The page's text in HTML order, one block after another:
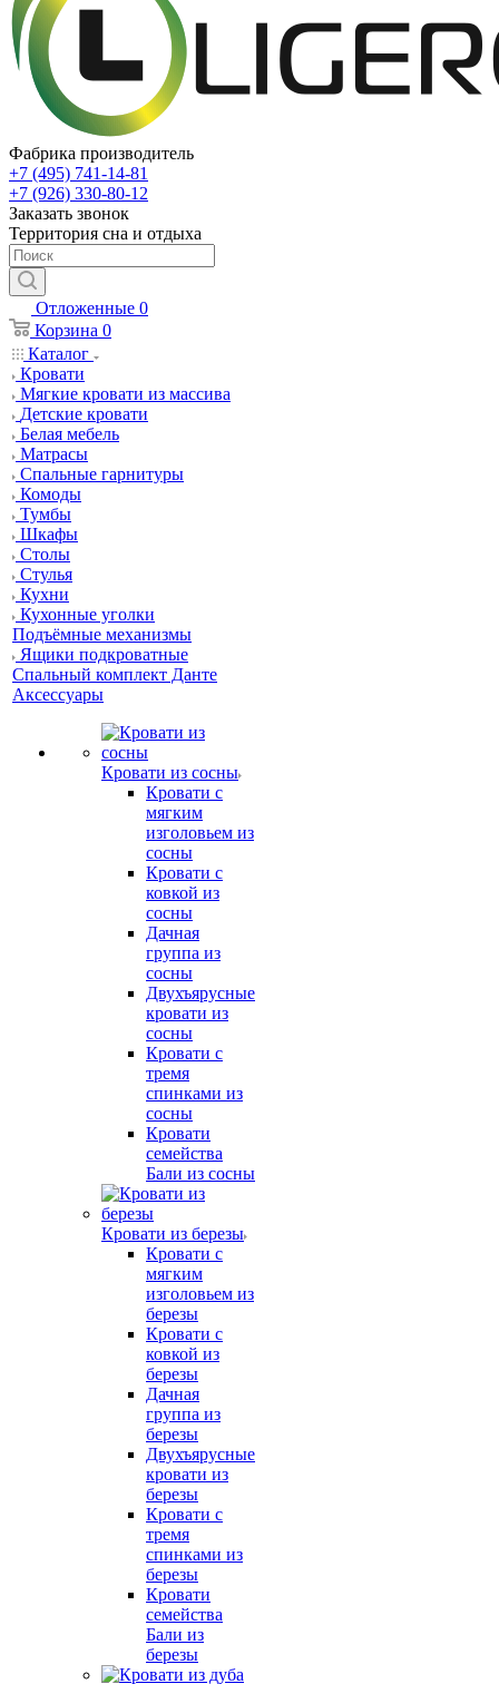
Фабрика производитель
+7 (495) 741-14-81
+7 (926) 330-80-12
Заказать звонок
Территория сна и отдыха
Отложенные 0
Корзина 0
Каталог
Кровати
Мягкие кровати из массива
Детские кровати
Белая мебель
Матрасы
Спальные гарнитуры
Комоды
Тумбы
Шкафы
Столы
Стулья
Кухни
Кухонные уголки
Подъёмные механизмы
Ящики подкроватные
Спальный комплект Данте
Аксессуары
Кровати из сосны
Кровати с
мягким
изголовьем из
сосны
Кровати с
ковкой из
сосны
Дачная
группа из
сосны
Двухъярусные
кровати из
сосны
Кровати с
тремя
спинками из
сосны
Кровати
семейства
Бали из сосны
Кровати из березы
Кровати с
мягким
изголовьем из
березы
Кровати с
ковкой из
березы
Дачная
группа из
березы
Двухъярусные
кровати из
березы
Кровати с
тремя
спинками из
березы
Кровати
семейства
Бали из
березы